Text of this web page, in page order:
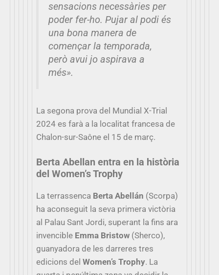
sensacions necessàries per
poder fer-ho. Pujar al podi és
una bona manera de
començar la temporada,
però avui jo aspirava a
més».
La segona prova del Mundial X-Trial
2024 es farà a la localitat francesa de
Chalon-sur-Saône el 15 de març.
Berta Abellan entra en la història
del Women’s Trophy
La terrassenca Berta Abellán (Scorpa)
ha aconseguit la seva primera victòria
al Palau Sant Jordi, superant la fins ara
invencible Emma Bristow (Sherco),
guanyadora de les darreres tres
edicions del Women’s Trophy. La